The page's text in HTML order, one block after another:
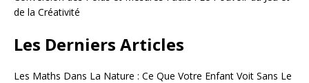
de la Créativité
Les Derniers Articles
Les Maths Dans La Nature : Ce Que Votre Enfant Voit Sans Le